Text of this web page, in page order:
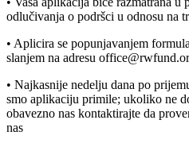
odlučivanja o podršci u odnosu na
• Aplicira se popunjavanjem
slanjem na adresu
• Najkasnije nedelju dana po
smo aplikaciju primile; ukoliko ne
obavezno nas kontaktirajte da
nas